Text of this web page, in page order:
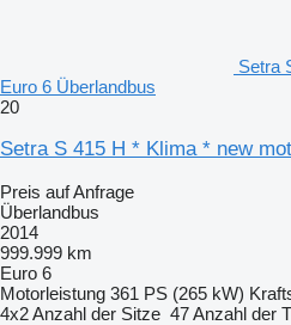
Setra
Euro 6 Überlandbus
20
Setra S 415 H * Klima * new
Preis auf Anfrage
Überlandbus
2014
999.999 km
Euro 6
Motorleistung 361 PS (265 kW)
4x2Anzahl der Sitze 47Anzahl der